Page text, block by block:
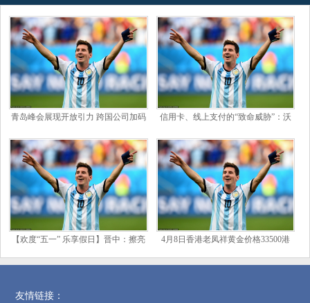
青岛峰会展现开放引力 跨国公司加码
信用卡、线上支付的“致命威胁”：沃
【欢度“五一” 乐享假日】晋中：擦亮
4月8日香港老凤祥黄金价格33500港
友情链接：